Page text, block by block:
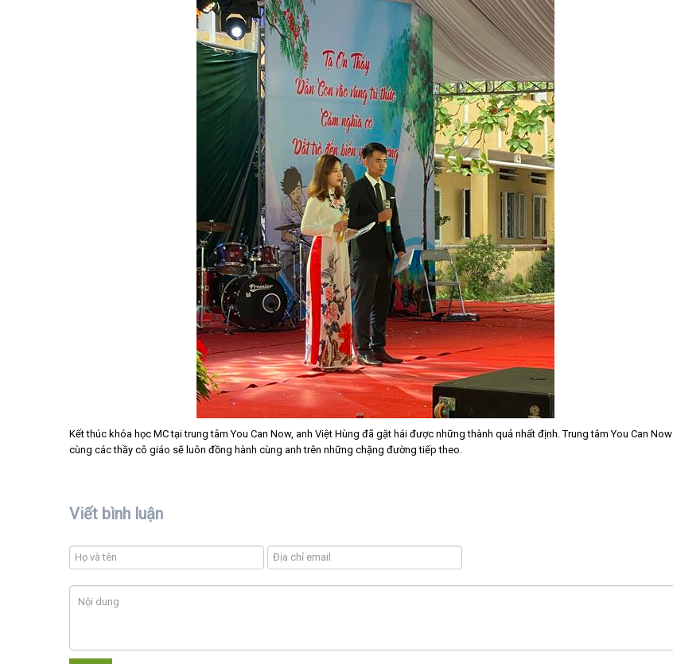
Kết thúc khóa học MC tại trung tâm You Can Now, anh Việt Hùng đã gặt hái được những thành quả nhất định. Trung tâm You Can Now
cùng các thầy cô giáo sẽ luôn đồng hành cùng anh trên những chặng đường tiếp theo.
Viết bình luận